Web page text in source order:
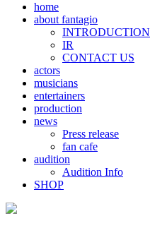
home
about fantagio
INTRODUCTION
IR
CONTACT US
actors
musicians
entertainers
production
news
Press release
fan cafe
audition
Audition Info
SHOP